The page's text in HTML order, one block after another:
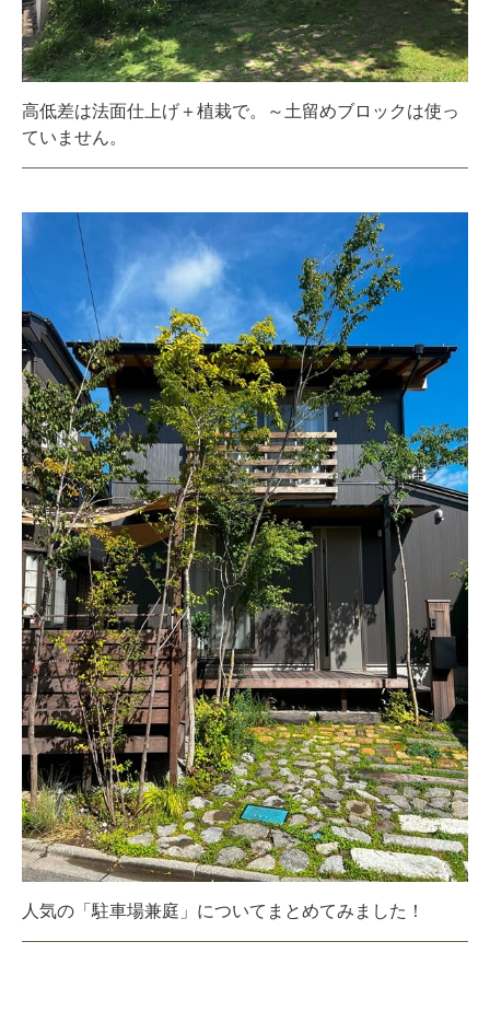
高低差は法面仕上げ＋植栽で。～土留めブロックは使っ
ていません。
人気の「駐車場兼庭」についてまとめてみました！